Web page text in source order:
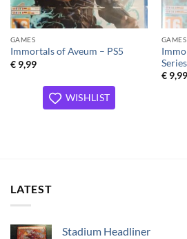
GAMES
Immortals of Aveum – PS5
€9,99
WISHLIST
GAMES
Series
€9,99
LATEST
Stadium Headliner